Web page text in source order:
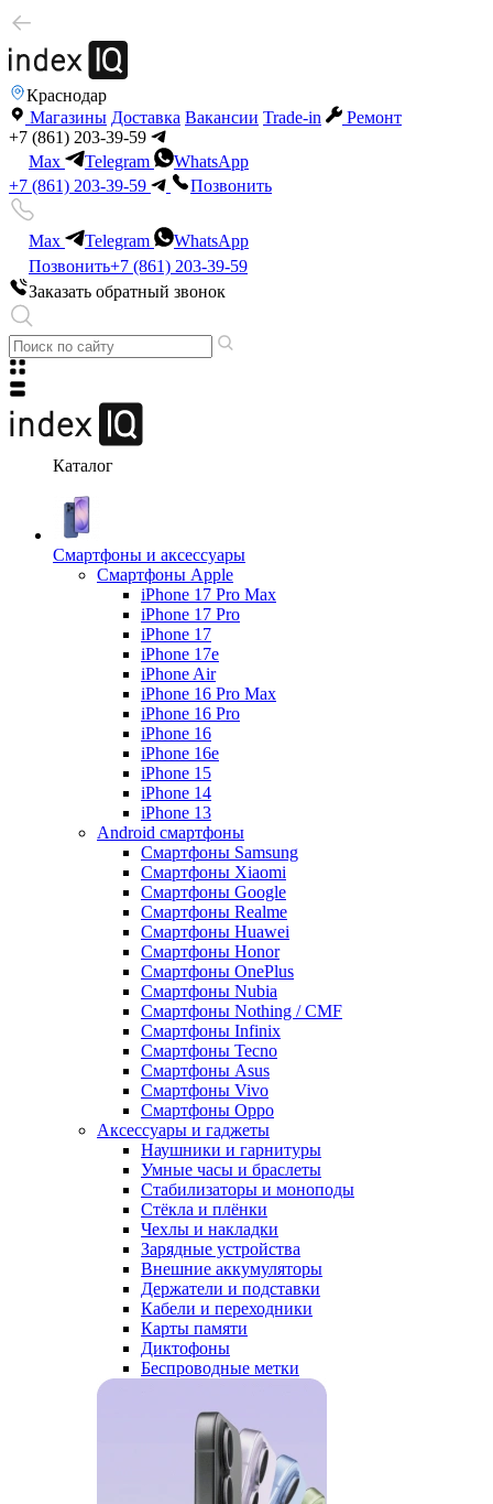
Краснодар
Магазины Доставка Вакансии Trade-in
Ремонт
+7 (861) 203-39-59
Max
Telegram
WhatsApp
+7 (861) 203-39-59
Позвонить
Max Telegram
WhatsApp
Позвонить+7 (861) 203-39-59
Заказать обратный звонок
Каталог
Смартфоны и аксессуары
Смартфоны Apple
iPhone 17 Pro Max
iPhone 17 Pro
iPhone 17
iPhone 17e
iPhone Air
iPhone 16 Pro Max
iPhone 16 Pro
iPhone 16
iPhone 16e
iPhone 15
iPhone 14
iPhone 13
Android cмартфоны
Смартфоны Samsung
Смартфоны Xiaomi
Смартфоны Google
Смартфоны Realme
Смартфоны Huawei
Смартфоны Honor
Смартфоны OnePlus
Смартфоны Nubia
Смартфоны Nothing / CMF
Смартфоны Infinix
Смартфоны Tecno
Смартфоны Asus
Смартфоны Vivo
Смартфоны Oppo
Аксессуары и гаджеты
Наушники и гарнитуры
Умные часы и браслеты
Стабилизаторы и моноподы
Стёкла и плёнки
Чехлы и накладки
Зарядные устройства
Внешние аккумуляторы
Держатели и подставки
Кабели и переходники
Карты памяти
Диктофоны
Беспроводные метки